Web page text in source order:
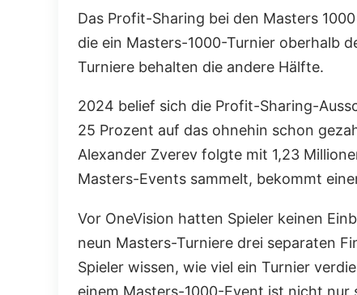
Das Profit-Sharing bei den Masters
die ein Masters-1000-Turnier oberhalb
Turniere behalten die andere Hälfte.
2024 belief sich die Profit-Sharing-
25 Prozent auf das ohnehin schon
Alexander Zverev folgte mit 1,23
Masters-Events sammelt, bekommt
Vor OneVision hatten Spieler keinen
neun Masters-Turniere drei separaten
Spieler wissen, wie viel ein Turnier
einem Masters-1000-Event ist nicht